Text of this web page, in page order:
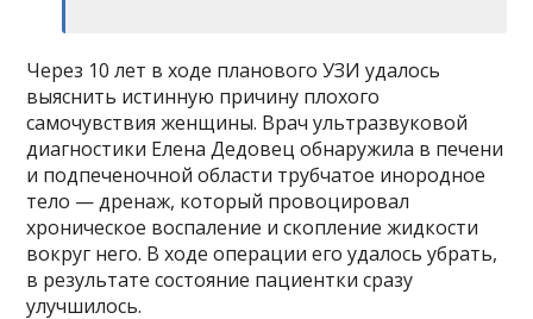
Через 10 лет в ходе планового УЗИ удалось
выяснить истинную причину плохого
самочувствия женщины. Врач ультразвуковой
диагностики Елена Дедовец обнаружила в печени
и подпеченочной области трубчатое инородное
тело — дренаж, который провоцировал
хроническое воспаление и скопление жидкости
вокруг него. В ходе операции его удалось убрать,
в результате состояние пациентки сразу
улучшилось.